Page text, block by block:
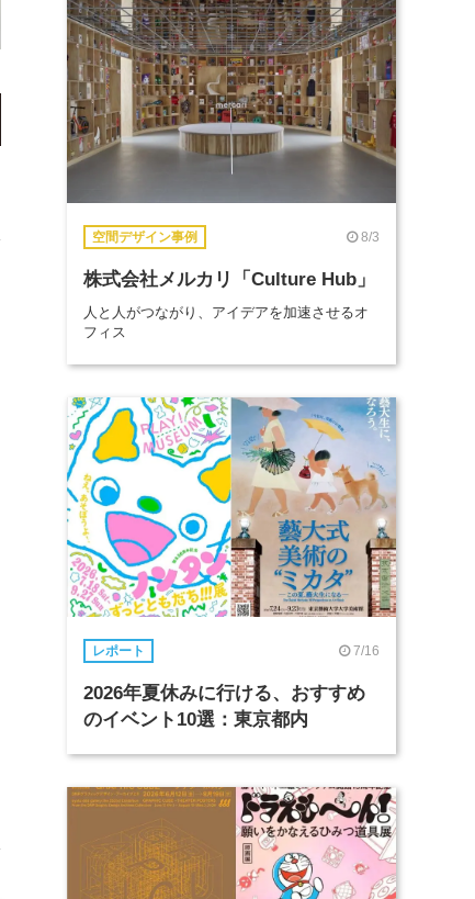
空間デザイン事例 8/3
株式会社メルカリ「Culture Hub」
人と人がつながり、アイデアを加速させるオ
フィス
レポート 7/16
2026年夏休みに行ける、おすすめ
のイベント10選：東京都内